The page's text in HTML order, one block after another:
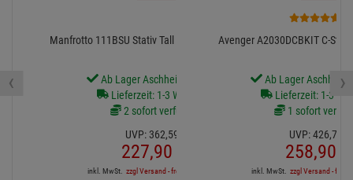
Manfrotto 111BSU Stativ Tall Cine Stand Schwarz
Ab Lager Aschheim lieferbar
Lieferzeit: 1-3 Werktage
2 sofort verfügbar
UVP: 362,59
227,90
inkl. MwSt. zzgl Versand - frei ab 90,-€ in DE
Avenger A2030DCBKIT C-
Ab Lager
Lieferzeit: 1-3
1 sofort
UVP:426,77
258,90
inkl. MwSt. zzgl Versand - frei
‹ ›